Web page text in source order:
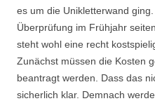
es um die Unikletterwand
Überprüfung im Frühjahr
steht wohl eine recht
Zunächst müssen die Kosten
beantragt werden. Dass das
sicherlich klar. Demnach